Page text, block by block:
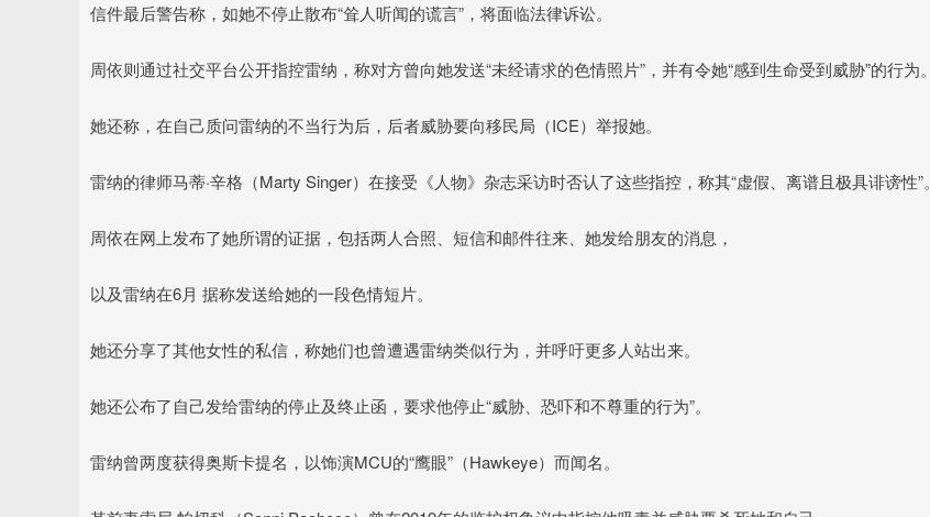
信件最后警告称，如她不停止散布“耸人听闻的谎言”，将面临法律诉讼。
周依则通过社交平台公开指控雷纳，称对方曾向她发送“未经请求的色情照片”，并有令她“感到生命受到威胁”的行为。
她还称，在自己质问雷纳的不当行为后，后者威胁要向移民局（ICE）举报她。
雷纳的律师马蒂·辛格（Marty Singer）在接受《人物》杂志采访时否认了这些指控，称其“虚假、离谱且极具诽谤性”。
周依在网上发布了她所谓的证据，包括两人合照、短信和邮件往来、她发给朋友的消息，
以及雷纳在6月 据称发送给她的一段色情短片。
她还分享了其他女性的私信，称她们也曾遭遇雷纳类似行为，并呼吁更多人站出来。
她还公布了自己发给雷纳的停止及终止函，要求他停止“威胁、恐吓和不尊重的行为”。
雷纳曾两度获得奥斯卡提名，以饰演MCU的“鹰眼”（Hawkeye）而闻名。